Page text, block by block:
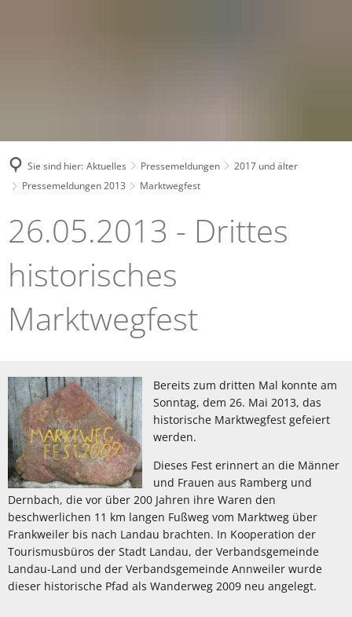
Sie sind hier: Aktuelles Pressemeldungen
2017 und älter
Pressemeldungen 2013
Marktwegfest
Marktwegfest
26.05.2013 - Drittes
historisches
Marktwegfest
Bereits zum dritten Mal konnte am
Sonntag, dem 26. Mai 2013, das
historische Marktwegfest gefeiert
werden.
Dieses Fest erinnert an die Männer
und Frauen aus Ramberg und
Dernbach, die vor über 200 Jahren ihre Waren den
beschwerlichen 11 km langen Fußweg vom Marktweg über
Frankweiler bis nach Landau brachten. In Kooperation der
Tourismusbüros der Stadt Landau, der Verbandsgemeinde
Landau-Land und der Verbandsgemeinde Annweiler wurde
dieser historische Pfad als Wanderweg 2009 neu angelegt.